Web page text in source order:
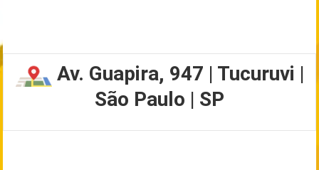
Av. Guapira, 947 | Tucuruvi |
São Paulo | SP